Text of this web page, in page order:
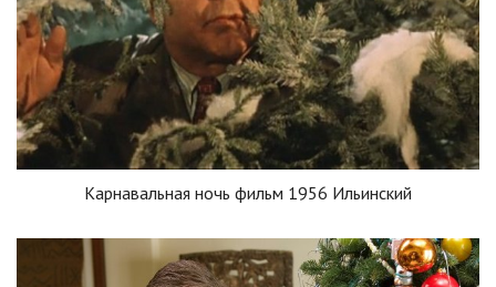
Карнавальная ночь фильм 1956 Ильинский